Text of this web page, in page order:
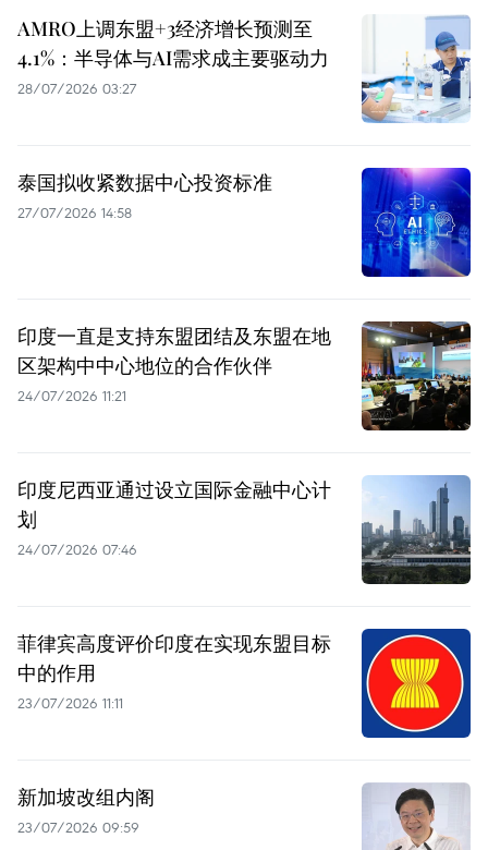
AMRO上调东盟+3经济增长预测至
4.1%：半导体与AI需求成主要驱动力
28/07/2026 03:27
泰国拟收紧数据中心投资标准
27/07/2026 14:58
印度一直是支持东盟团结及东盟在地
区架构中中心地位的合作伙伴
24/07/2026 11:21
印度尼西亚通过设立国际金融中心计
划
24/07/2026 07:46
菲律宾高度评价印度在实现东盟目标
中的作用
23/07/2026 11:11
新加坡改组内阁
23/07/2026 09:59